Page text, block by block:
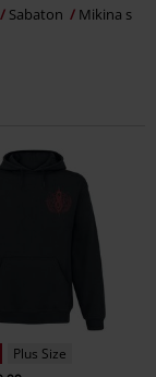
Sabaton
Mikina s
Plus Size